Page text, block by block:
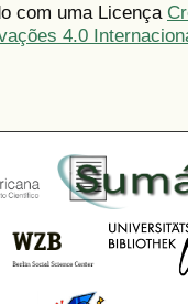
com uma Licença
4.0